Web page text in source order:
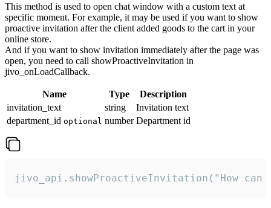
This method is used to open chat window with a custom text at
specific moment. For example, it may be used if you want to show
proactive invitation after the client added goods to the cart in your
online store.
And if you want to show invitation immediately after the page was
open, you need to call showProactiveInvitation in
jivo_onLoadCallback.
Name Type
Description
invitation_text
string
Invitation text
department_id optional number Department id
jivo_api.showProactiveInvitation("How